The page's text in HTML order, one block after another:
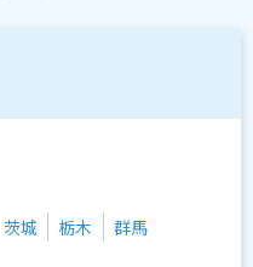
茨城 栃木 群馬